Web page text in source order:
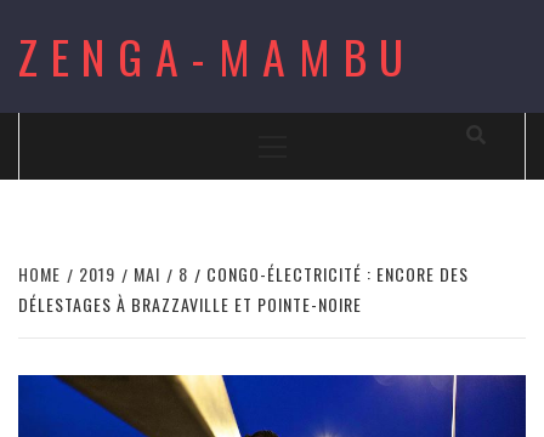
content
ZENGA-MAMBU
HOME 2019 MAI 8
CONGO-ÉLECTRICITÉ : ENCORE DES
DÉLESTAGES À BRAZZAVILLE ET POINTE-NOIRE